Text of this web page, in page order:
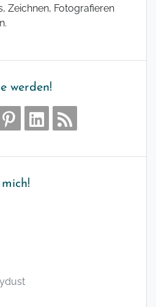
Zeichnen, Fotografieren
werden!